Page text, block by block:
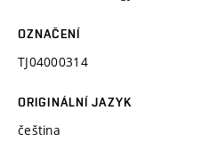
OZNAČENÍ
TJ04000314
ORIGINÁLNÍ JAZYK
čeština